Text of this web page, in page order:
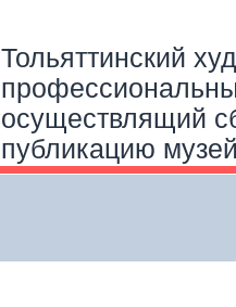
Тольяттинский
осуществлящий
публикацию